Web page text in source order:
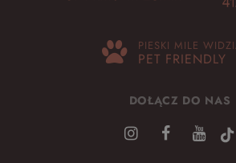
PIESKI MILE
PET FRIENDLY
DOŁĄCZ DO NAS